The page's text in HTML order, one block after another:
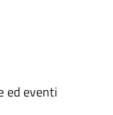
ed eventi